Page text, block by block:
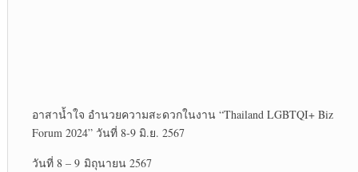
อาสาน้ำใจ อำนวยความสะดวกในงาน “Thailand LGBTQI+ Biz
Forum 2024” วันที่ 8-9 มิ.ย. 2567
วันที่ 8 – 9 มิถุนายน 2567